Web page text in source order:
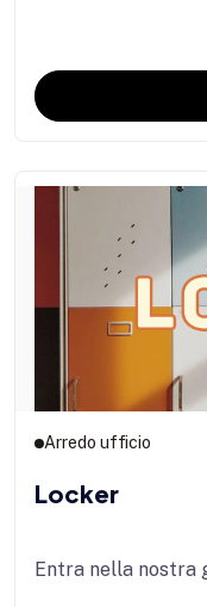
Arredo ufficio
Locker
Entra nella nostra